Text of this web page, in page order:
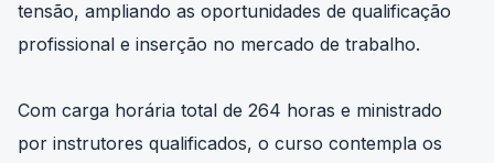
tensão, ampliando as oportunidades de qualificação
profissional e inserção no mercado de trabalho.
Com carga horária total de 264 horas e ministrado
por instrutores qualificados, o curso contempla os